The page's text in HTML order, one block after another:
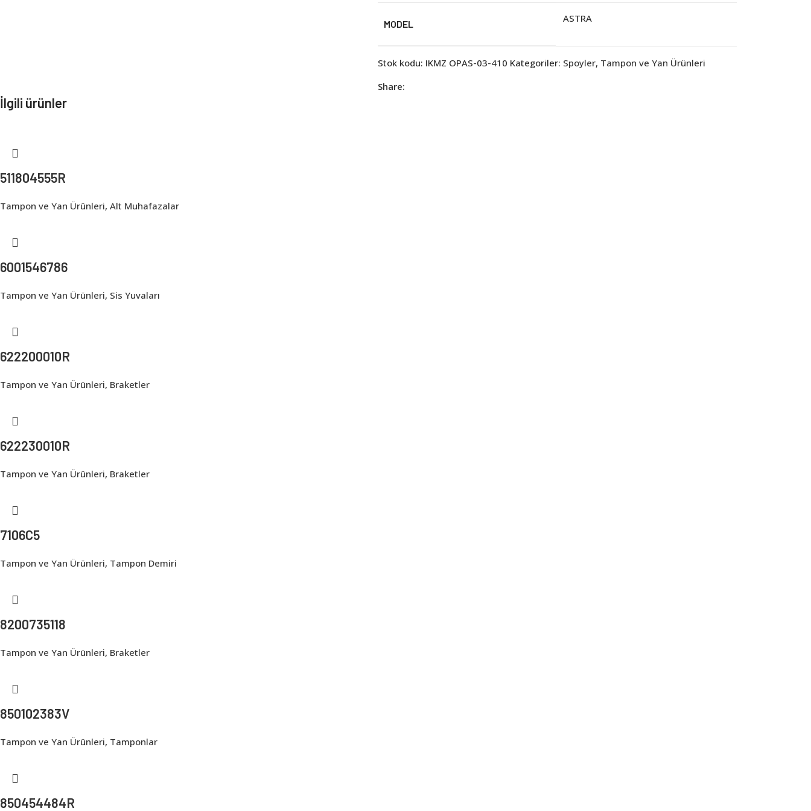
MODEL ASTRA
Stok kodu: IKMZ OPAS-03-410 Kategoriler: Spoyler, Tampon ve Yan Ürünleri
Share:
İlgili ürünler
511804555R
Tampon ve Yan Ürünleri, Alt Muhafazalar
6001546786
Tampon ve Yan Ürünleri, Sis Yuvaları
622200010R
Tampon ve Yan Ürünleri, Braketler
622230010R
Tampon ve Yan Ürünleri, Braketler
7106C5
Tampon ve Yan Ürünleri, Tampon Demiri
8200735118
Tampon ve Yan Ürünleri, Braketler
850102383V
Tampon ve Yan Ürünleri, Tamponlar
850454484R